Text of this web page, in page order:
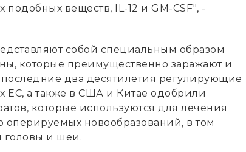
подобных веществ, IL-12 и GM-CSF", -
собой специальным образом
которые преимущественно заражают и
два десятилетия регулирующие
ЕС, а также в США и Китае одобрили
которые используются для лечения
оперируемых новообразований, в том
головы и шеи.